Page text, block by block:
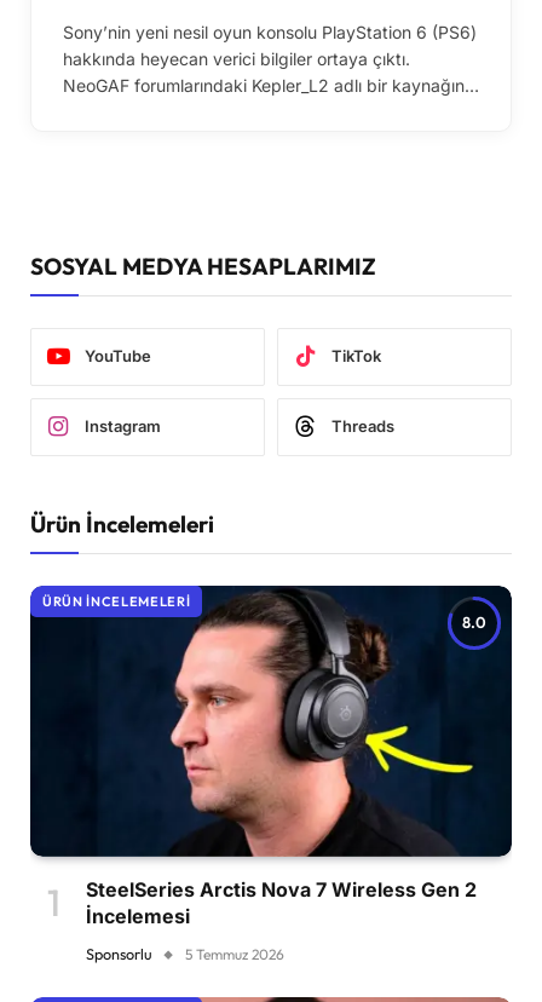
Sony’nin yeni nesil oyun konsolu PlayStation 6 (PS6)
hakkında heyecan verici bilgiler ortaya çıktı.
NeoGAF forumlarındaki Kepler_L2 adlı bir kaynağın…
SOSYAL MEDYA HESAPLARIMIZ
YouTube TikTok
Instagram Threads
Ürün İncelemeleri
8.0
ÜRÜN İNCELEMELERI
SteelSeries Arctis Nova 7 Wireless Gen 2
İncelemesi
Sponsorlu 5 Temmuz 2026